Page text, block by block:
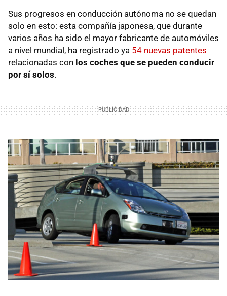
Sus progresos en conducción autónoma no se quedan
solo en esto: esta compañía japonesa, que durante
varios años ha sido el mayor fabricante de automóviles
a nivel mundial, ha registrado ya 54 nuevas patentes
relacionadas con los coches que se pueden conducir
por sí solos.